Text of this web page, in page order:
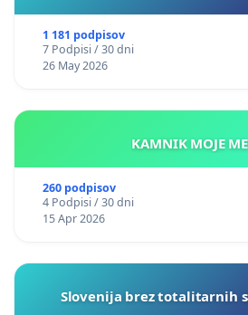
1 181 podpisov
7 Podpisi / 30 dni
26 May 2026
KAMNIK
260 podpisov
4 Podpisi / 30 dni
15 Apr 2026
Slovenija brez totalitarnih